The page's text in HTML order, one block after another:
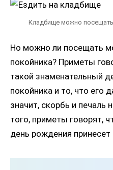
Кладбище можно
Но можно ли посещать
покойника? Приметы
такой знаменательный
покойника и то, что его
значит, скорбь и печаль
того, приметы говорят,
день рождения